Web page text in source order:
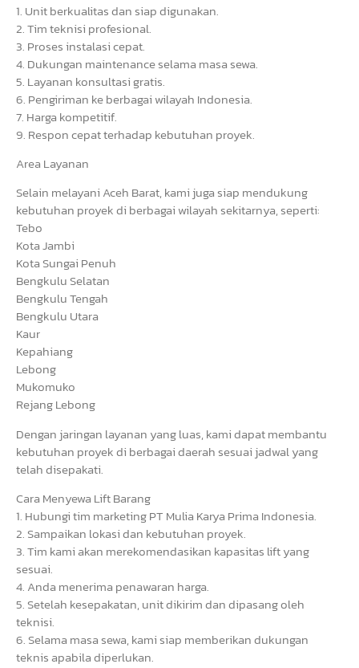
1. Unit berkualitas dan siap digunakan.
2. Tim teknisi profesional.
3. Proses instalasi cepat.
4. Dukungan maintenance selama masa sewa.
5. Layanan konsultasi gratis.
6. Pengiriman ke berbagai wilayah Indonesia.
7. Harga kompetitif.
9. Respon cepat terhadap kebutuhan proyek.
Area Layanan
Selain melayani Aceh Barat, kami juga siap mendukung
kebutuhan proyek di berbagai wilayah sekitarnya, seperti:
Tebo
Kota Jambi
Kota Sungai Penuh
Bengkulu Selatan
Bengkulu Tengah
Bengkulu Utara
Kaur
Kepahiang
Lebong
Mukomuko
Rejang Lebong
Dengan jaringan layanan yang luas, kami dapat membantu
kebutuhan proyek di berbagai daerah sesuai jadwal yang
telah disepakati.
Cara Menyewa Lift Barang
1. Hubungi tim marketing PT Mulia Karya Prima Indonesia.
2. Sampaikan lokasi dan kebutuhan proyek.
3. Tim kami akan merekomendasikan kapasitas lift yang
sesuai.
4. Anda menerima penawaran harga.
5. Setelah kesepakatan, unit dikirim dan dipasang oleh
teknisi.
6. Selama masa sewa, kami siap memberikan dukungan
teknis apabila diperlukan.